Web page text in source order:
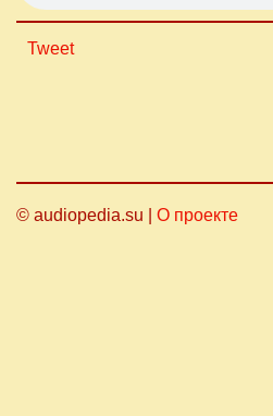
Tweet
© audiopedia.su | О проекте